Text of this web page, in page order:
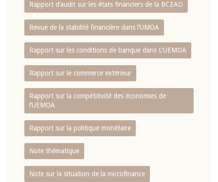
Rapport d‘audit sur les états financiers de la BCEAO
Revue de la stabilité financière dans l‘UMOA
Rapport sur les conditions de banque dans L‘UEMOA
Rapport sur le commerce extérieur
Rapport sur la compétitivité des économies de
l‘UEMOA
Rapport sur la politique monétaire
Note thématique
Note sur la situation de la microfinance